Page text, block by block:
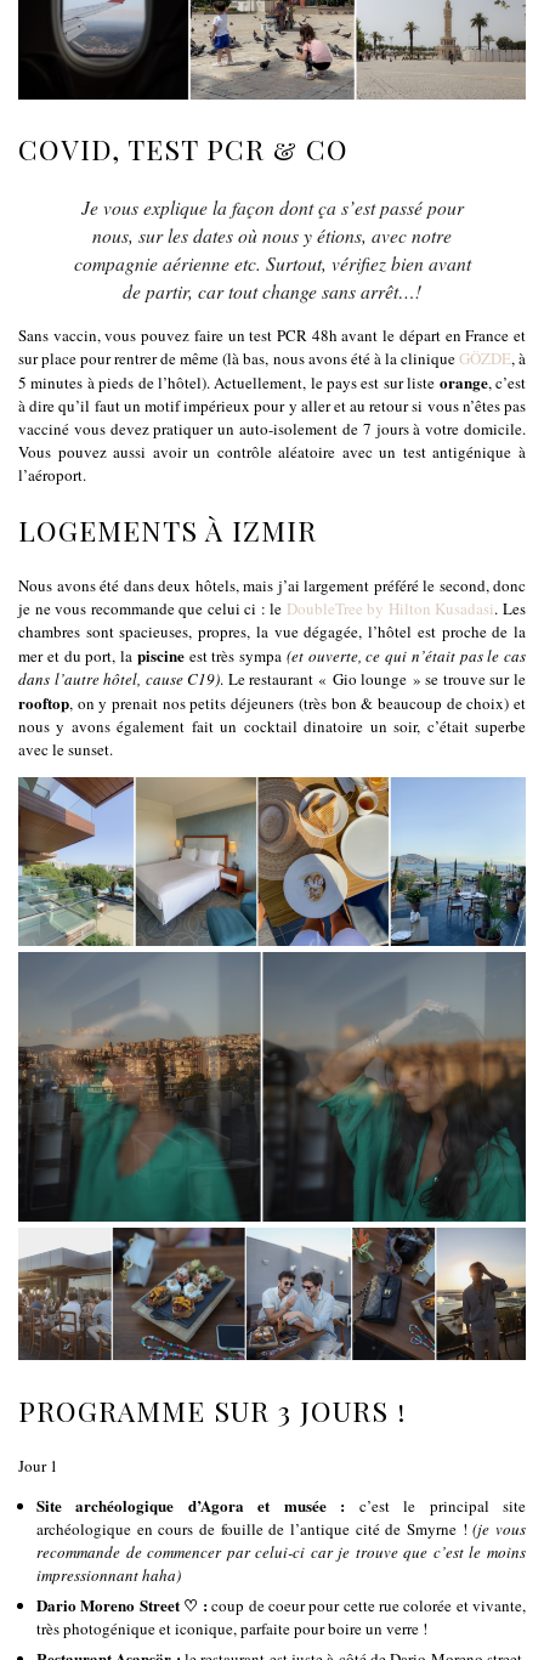
COVID, TEST PCR & CO
Je vous explique la façon dont ça s’est passé pour
nous, sur les dates où nous y étions, avec notre
compagnie aérienne etc. Surtout, vérifiez bien avant
de partir, car tout change sans arrêt…!
Sans vaccin, vous pouvez faire un test PCR 48h avant le départ en France et
sur place pour rentrer de même (là bas, nous avons été à la cliniqueGÖZDE, à
5 minutes à pieds de l’hôtel). Actuellement, le pays est sur liste orange, c’est
à dire qu’il faut un motif impérieux pour y aller et au retour si vous n’êtes pas
vacciné vous devez pratiquer un auto-isolement de 7 jours à votre domicile.
Vous pouvez aussi avoir un contrôle aléatoire avec un test antigénique à
l’aéroport.
LOGEMENTS À IZMIR
Nous avons été dans deux hôtels, mais j’ai largement préféré le second, donc
je ne vous recommande que celui ci : le DoubleTree by Hilton Kusadasi. Les
chambres sont spacieuses, propres, la vue dégagée, l’hôtel est proche de la
mer et du port, la piscineest très sympa (et ouverte, ce qui n’était pas le cas
dans l’autre hôtel, cause C19). Le restaurant « Gio lounge » se trouve sur le
rooftop, on y prenait nos petits déjeuners (très bon & beaucoup de choix) et
nous y avons également fait un cocktail dinatoire un soir, c’était superbe
avec le sunset.
PROGRAMME SUR 3 JOURS !
Jour 1
Site archéologique d’Agora et musée : c’est le principal site
archéologique en cours de fouille de l’antique cité de Smyrne !(je vous
recommande de commencer par celui-ci car je trouve que c’est le moins
impressionnant haha)
Dario Moreno Street ♡ :coup de coeur pour cette rue colorée et vivante,
très photogénique et iconique, parfaite pour boire un verre !